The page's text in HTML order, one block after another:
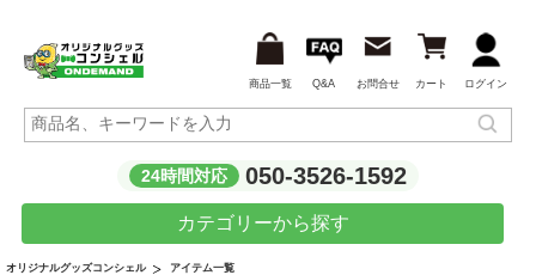
商品一覧 Q&A お問合せ カート ログイン
24時間対応 050-3526-1592
カテゴリーから探す
オリジナルグッズコンシェル アイテム一覧